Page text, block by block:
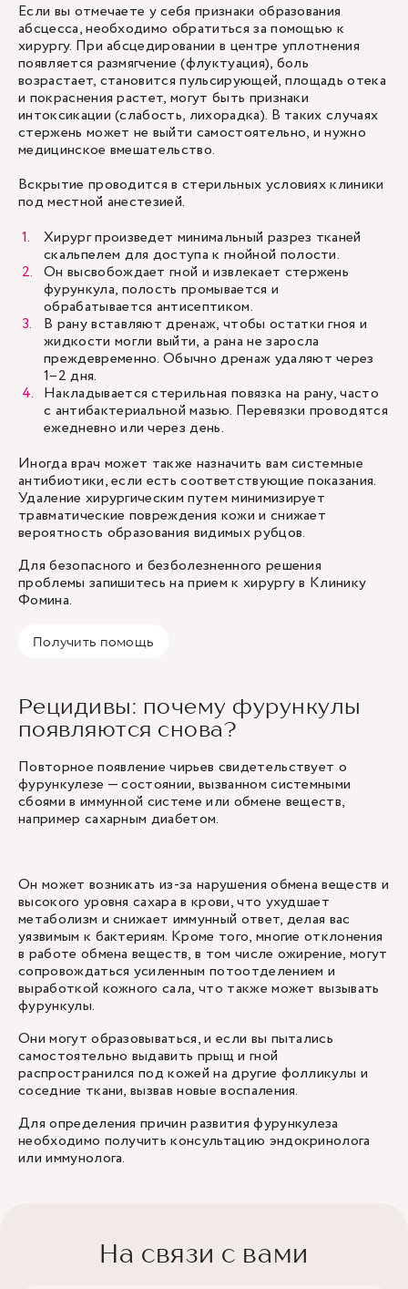
Если вы отмечаете у себя признаки образования
абсцесса, необходимо обратиться за помощью к
хирургу. При абсцедировании в центре уплотнения
появляется размягчение (флуктуация), боль
возрастает, становится пульсирующей, площадь отека
и покраснения растет, могут быть признаки
интоксикации (слабость, лихорадка). В таких случаях
стержень может не выйти самостоятельно, и нужно
медицинское вмешательство.
Вскрытие проводится в стерильных условиях клиники
под местной анестезией.
Хирург произведет минимальный разрез тканей
скальпелем для доступа к гнойной полости.
Он высвобождает гной и извлекает стержень
фурункула, полость промывается и
обрабатывается антисептиком.
В рану вставляют дренаж, чтобы остатки гноя и
жидкости могли выйти, а рана не заросла
преждевременно. Обычно дренаж удаляют через
1–2 дня.
Накладывается стерильная повязка на рану, часто
с антибактериальной мазью. Перевязки проводятся
ежедневно или через день.
Иногда врач может также назначить вам системные
антибиотики, если есть соответствующие показания.
Удаление хирургическим путем минимизирует
травматические повреждения кожи и снижает
вероятность образования видимых рубцов.
Для безопасного и безболезненного решения
проблемы запишитесь на прием к хирургу в Клинику
Фомина.
Получить помощь
Рецидивы: почему фурункулы
появляются снова?
Повторное появление чирьев свидетельствует о
фурункулезе — состоянии, вызванном системными
сбоями в иммунной системе или обмене веществ,
например сахарным диабетом.
Он может возникать из-за нарушения обмена веществ и
высокого уровня сахара в крови, что ухудшает
метаболизм и снижает иммунный ответ, делая вас
уязвимым к бактериям. Кроме того, многие отклонения
в работе обмена веществ, в том числе ожирение, могут
сопровождаться усиленным потоотделением и
выработкой кожного сала, что также может вызывать
фурункулы.
Они могут образовываться, и если вы пытались
самостоятельно выдавить прыщ и гной
распространился под кожей на другие фолликулы и
соседние ткани, вызвав новые воспаления.
Для определения причин развития фурункулеза
необходимо получить консультацию эндокринолога
или иммунолога.
На связи с вами